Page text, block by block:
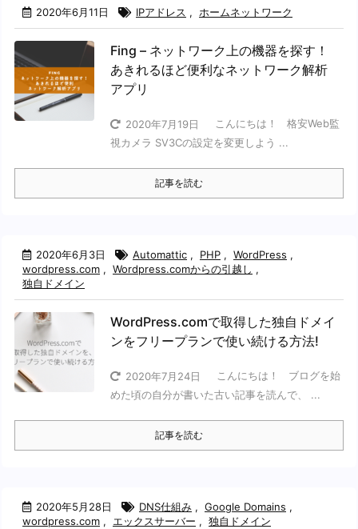
2020年6月11日 IPアドレス , ホームネットワーク
Fing – ネットワーク上の機器を探す！
あきれるほど便利なネットワーク解析
アプリ
2020年7月19日
こんにちは！ 格安Web監
視カメラ SV3Cの設定を変更しよう ...
記事を読む
2020年6月3日 Automattic , PHP , WordPress ,
wordpress.com , Wordpress.comからの引越し ,
独自ドメイン
WordPress.comで取得した独自ドメイ
ンをフリープランで使い続ける方法!
2020年7月24日
こんにちは！ ブログを始
めた頃の自分が書いた古い記事を読んで、 ...
記事を読む
2020年5月28日 DNS仕組み , Google Domains ,
wordpress.com , エックスサーバー , 独自ドメイン